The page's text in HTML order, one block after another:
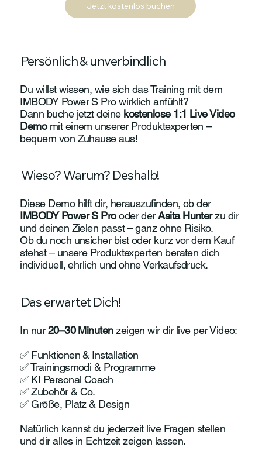
Jetzt kostenlos buchen
Du willst wissen, wie sich das Training mit dem
IMBODY Power S Pro wirklich anfühlt?
Dann buche jetzt deine kostenlose 1:1 Live Video
Demomit einem unserer Produktexperten –
bequem von Zuhause aus!
Persönlich & unverbindlich
Diese Demo hilft dir, herauszufinden, ob der
IMBODY Power S Prooder derAsita Hunterzu dir
und deinen Zielen passt – ganz ohne Risiko.
Ob du noch unsicher bist oder kurz vor dem Kauf
stehst – unsere Produktexperten beraten dich
individuell, ehrlich und ohne Verkaufsdruck.
Wieso? Warum? Deshalb!
In nur20–30 Minutenzeigen wir dir live per Video:
✅ Funktionen & Installation
✅ Trainingsmodi & Programme
✅ KI Personal Coach
✅ Zubehör & Co.
✅ Größe, Platz & Design
Natürlich kannst du jederzeit live Fragen stellen
und dir alles in Echtzeit zeigen lassen.
Das erwartet Dich!